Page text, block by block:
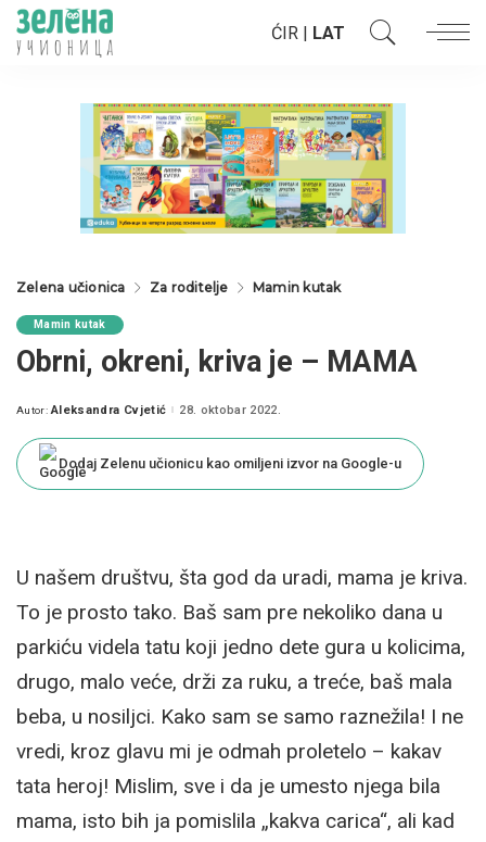
ĆIR | LAT
Zelena učionica Za roditelje Mamin kutak
Mamin kutak
Obrni, okreni, kriva je – MAMA
Posted
Autor: Aleksandra Cvjetić 28. oktobar 2022.
Dodaj Zelenu učionicu kao omiljeni izvor na Google-u
U našem društvu, šta god da uradi, mama je kriva.⁣
To je prosto tako. Baš sam pre nekoliko dana u
parkiću videla tatu koji jedno dete gura u kolicima,
drugo, malo veće, drži za ruku, a treće, baš mala
beba, u nosiljci. Kako sam se samo raznežila! I ne
vredi, kroz glavu mi je odmah proletelo – kakav
tata heroj! Mislim, sve i da je umesto njega bila
mama, isto bih ja pomislila „kakva carica“, ali kad